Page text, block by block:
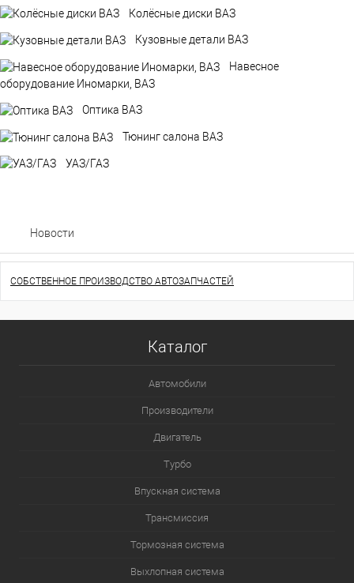
Колёсные диски ВАЗ
Кузовные детали ВАЗ
Навесное
оборудование Иномарки, ВАЗ
Оптика ВАЗ
Тюнинг салона ВАЗ
УАЗ/ГАЗ
Новости
СОБСТВЕННОЕ ПРОИЗВОДСТВО АВТОЗАПЧАСТЕЙ
Каталог
Автомобили
Производители
Двигатель
Турбо
Впускная система
Трансмиссия
Тормозная система
Выхлопная система